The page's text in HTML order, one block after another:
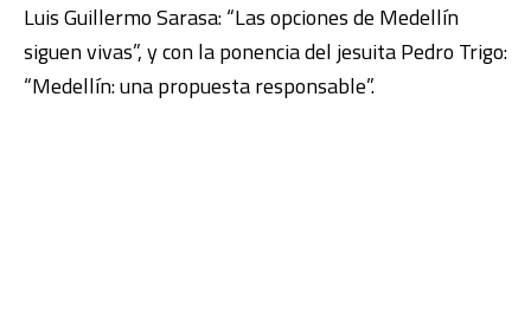
Luis Guillermo Sarasa: “Las opciones de Medellín
siguen vivas”, y con la ponencia del jesuita Pedro Trigo:
“Medellín: una propuesta responsable”.